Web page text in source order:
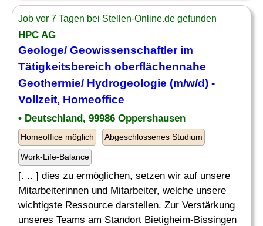
Job vor 7 Tagen bei Stellen-Online.de gefunden
HPC AG
Geologe/ Geowissenschaftler im
Tätigkeitsbereich oberflächennahe
Geothermie/ Hydrogeologie (m/w/d) -
Vollzeit, Homeoffice
• Deutschland, 99986 Oppershausen
Homeoffice möglich Abgeschlossenes Studium
Work-Life-Balance
[. .. ] dies zu ermöglichen, setzen wir auf unsere
Mitarbeiterinnen und Mitarbeiter, welche unsere
wichtigste Ressource darstellen. Zur Verstärkung
unseres Teams am Standort Bietigheim-Bissingen